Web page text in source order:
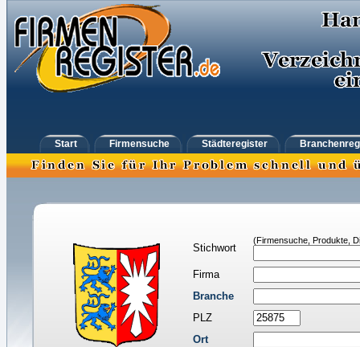
Start Firmensuche Städteregister
Stichwort
(Firmensuche, Produkte,
Firma
Branche
PLZ
Ort